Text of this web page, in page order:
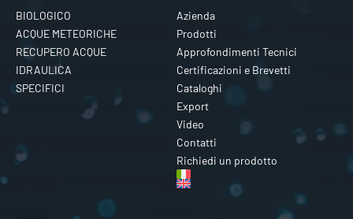
BIOLOGICO
ACQUE METEORICHE
RECUPERO ACQUE
IDRAULICA
SPECIFICI
Azienda
Prodotti
Approfondimenti Tecnici
Certificazioni e Brevetti
Cataloghi
Export
Video
Contatti
Richiedi un prodotto